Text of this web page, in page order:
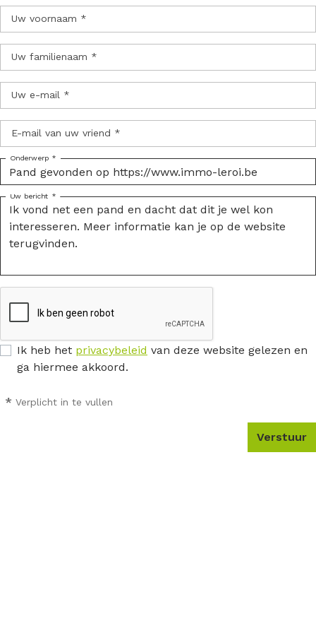
Uw voornaam *
Uw familienaam *
Uw e-mail *
E-mail van uw vriend *
Onderwerp *
Uw bericht *
Ik heb het privacybeleid van deze website gelezen en
ga hiermee akkoord.
* Verplicht in te vullen
Verstuur